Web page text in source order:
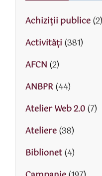
Achiziții publice(2)
Activităţi (381)
AFCN (2)
ANBPR(44)
Atelier Web 2.0(7)
Ateliere(38)
Biblionet(4)